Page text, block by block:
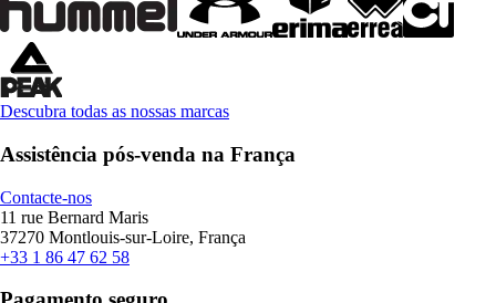
Descubra todas as nossas marcas
Assistência pós-venda na França
Contacte-nos
11 rue Bernard Maris
37270 Montlouis-sur-Loire, França
+33 1 86 47 62 58